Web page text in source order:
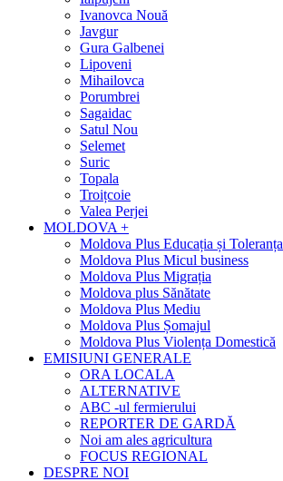
Ivanovca Nouă
Javgur
Gura Galbenei
Lipoveni
Mihailovca
Porumbrei
Sagaidac
Satul Nou
Selemet
Suric
Topala
Troițcoie
Valea Perjei
MOLDOVA +
Moldova Plus Educația și Toleranța
Moldova Plus Micul business
Moldova Plus Migrația
Moldova plus Sănătate
Moldova Plus Mediu
Moldova Plus Șomajul
Moldova Plus Violența Domestică
EMISIUNI GENERALE
ORA LOCALA
ALTERNATIVE
ABC -ul fermierului
REPORTER DE GARDĂ
Noi am ales agricultura
FOCUS REGIONAL
DESPRE NOI